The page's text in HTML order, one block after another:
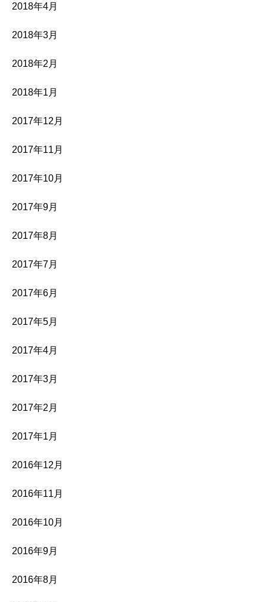
2018年4月
2018年3月
2018年2月
2018年1月
2017年12月
2017年11月
2017年10月
2017年9月
2017年8月
2017年7月
2017年6月
2017年5月
2017年4月
2017年3月
2017年2月
2017年1月
2016年12月
2016年11月
2016年10月
2016年9月
2016年8月